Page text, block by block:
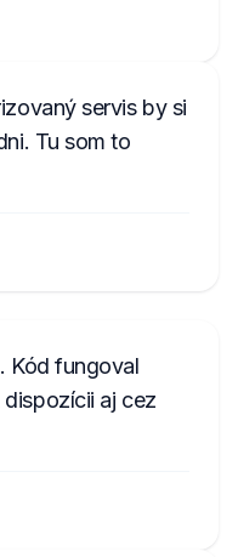
servis by si
Tu som to
Kód fungoval
aj cez